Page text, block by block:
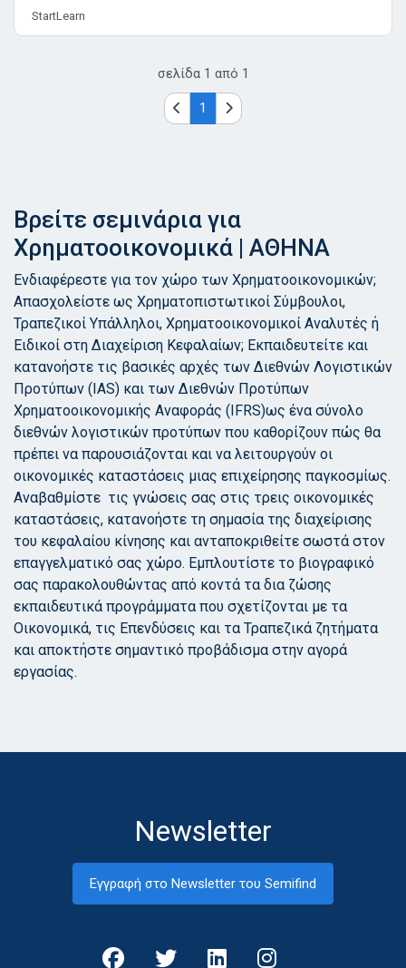
StartLearn
σελίδα 1 από 1
1
Βρείτε σεμινάρια για
Χρηματοοικονομικά | ΑΘΗΝΑ
Ενδιαφέρεστε για τον χώρο των Χρηματοοικονομικών;
Απασχολείστε ως Χρηματοπιστωτικοί Σύμβουλοι,
Τραπεζικοί Υπάλληλοι, Χρηματοοικονομικοί Αναλυτές ή
Ειδικοί στη Διαχείριση Κεφαλαίων; Εκπαιδευτείτε και
κατανοήστε τις βασικές αρχές των Διεθνών Λογιστικών
Προτύπων (IAS) και των Διεθνών Προτύπων
Χρηματοοικονομικής Αναφοράς (IFRS)ως ένα σύνολο
διεθνών λογιστικών προτύπων που καθορίζουν πώς θα
πρέπει να παρουσιάζονται και να λειτουργούν οι
οικονομικές καταστάσεις μιας επιχείρησης παγκοσμίως.
Αναβαθμίστε τις γνώσεις σας στις τρεις οικονομικές
καταστάσεις, κατανοήστε τη σημασία της διαχείρισης
του κεφαλαίου κίνησης και ανταποκριθείτε σωστά στον
επαγγελματικό σας χώρο. Εμπλουτίστε το βιογραφικό
σας παρακολουθώντας από κοντά τα δια ζώσης
εκπαιδευτικά προγράμματα που σχετίζονται με τα
Οικονομικά, τις Επενδύσεις και τα Τραπεζικά ζητήματα
και αποκτήστε σημαντικό προβάδισμα στην αγορά
εργασίας.
Newsletter
Εγγραφή στο Newsletter του Semifind